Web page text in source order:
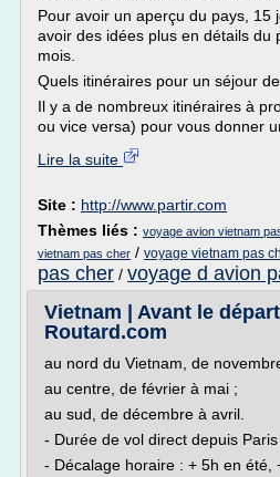
Pour avoir un aperçu du pays, 15
avoir des idées plus en détails du
mois.
Quels itinéraires pour un séjour
Il y a de nombreux itinéraires à
ou vice versa) pour vous donner
Lire la suite
Site : http://www.partir.com
Thèmes liés : voyage avion vietnam
vietnam pas cher / voyage vietnam pas
pas cher / voyage d avion
Vietnam | Avant le
Routard.com
au nord du Vietnam, de
au centre, de février à mai ;
au sud, de décembre à avril.
- Durée de vol direct depuis Paris
- Décalage horaire : + 5h en été,